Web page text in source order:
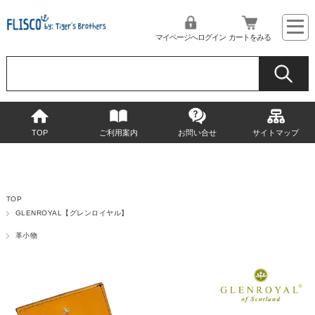
マイページへログイン カートをみる
TOP ご利用案内 お問い合せ サイトマップ
TOP
GLENROYAL【グレンロイヤル】
革小物